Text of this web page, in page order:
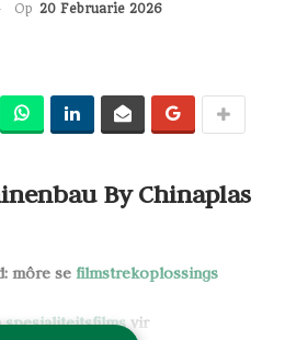
Op 20 Februarie 2026
By Chinaplas
môre se filmstrekoplossings
spesialiteitsfilmsvir